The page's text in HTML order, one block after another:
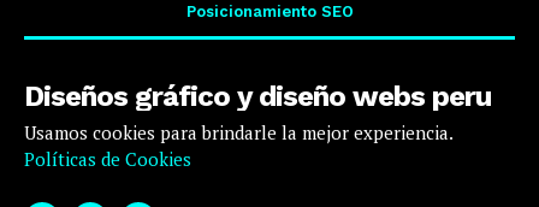
Posicionamiento SEO
Diseños gráfico y diseño webs peru
Usamos cookies para brindarle la mejor experiencia.
Políticas de Cookies